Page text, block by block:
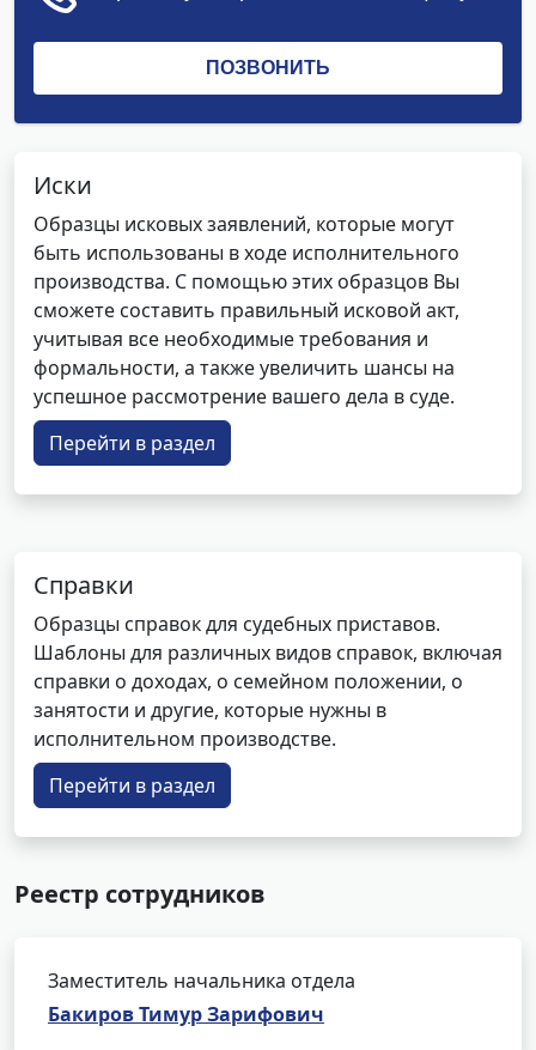
Иски
Образцы исковых заявлений, которые могут
быть использованы в ходе исполнительного
производства. С помощью этих образцов Вы
сможете составить правильный исковой акт,
учитывая все необходимые требования и
формальности, а также увеличить шансы на
успешное рассмотрение вашего дела в суде.
Перейти в раздел
Справки
Образцы справок для судебных приставов.
Шаблоны для различных видов справок, включая
справки о доходах, о семейном положении, о
занятости и другие, которые нужны в
исполнительном производстве.
Перейти в раздел
Реестр сотрудников
Заместитель начальника отдела
Бакиров Тимур Зарифович